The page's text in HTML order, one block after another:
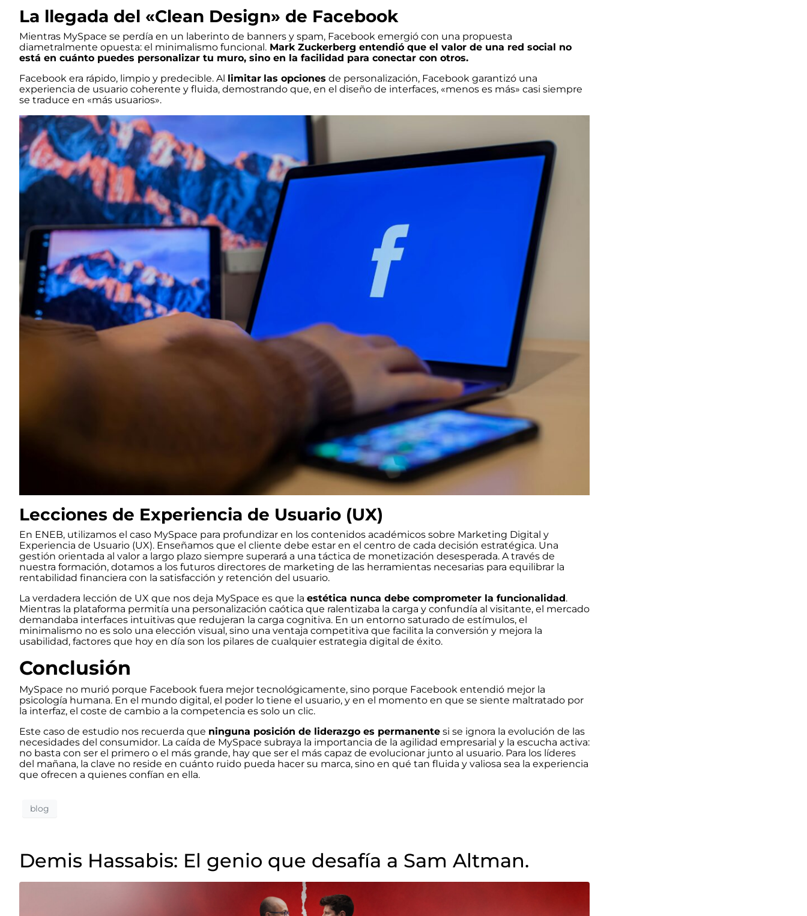
La llegada del «Clean Design» de Facebook
Mientras MySpace se perdía en un laberinto de banners y spam, Facebook emergió con una propuesta
diametralmente opuesta: el minimalismo funcional. Mark Zuckerberg entendió que el valor de una red social no
está en cuánto puedes personalizar tu muro, sino en la facilidad para conectar con otros.
Facebook era rápido, limpio y predecible. Al limitar las opciones de personalización, Facebook garantizó una
experiencia de usuario coherente y fluida, demostrando que, en el diseño de interfaces, «menos es más» casi siempre
se traduce en «más usuarios».
Lecciones de Experiencia de Usuario (UX)
En ENEB, utilizamos el caso MySpace para profundizar en los contenidos académicos sobre Marketing Digital y
Experiencia de Usuario (UX). Enseñamos que el cliente debe estar en el centro de cada decisión estratégica. Una
gestión orientada al valor a largo plazo siempre superará a una táctica de monetización desesperada. A través de
nuestra formación, dotamos a los futuros directores de marketing de las herramientas necesarias para equilibrar la
rentabilidad financiera con la satisfacción y retención del usuario.
La verdadera lección de UX que nos deja MySpace es que la estética nunca debe comprometer la funcionalidad.
Mientras la plataforma permitía una personalización caótica que ralentizaba la carga y confundía al visitante, el mercado
demandaba interfaces intuitivas que redujeran la carga cognitiva. En un entorno saturado de estímulos, el
minimalismo no es solo una elección visual, sino una ventaja competitiva que facilita la conversión y mejora la
usabilidad, factores que hoy en día son los pilares de cualquier estrategia digital de éxito.
Conclusión
MySpace no murió porque Facebook fuera mejor tecnológicamente, sino porque Facebook entendió mejor la
psicología humana. En el mundo digital, el poder lo tiene el usuario, y en el momento en que se siente maltratado por
la interfaz, el coste de cambio a la competencia es solo un clic.
Este caso de estudio nos recuerda que ninguna posición de liderazgo es permanente si se ignora la evolución de las
necesidades del consumidor. La caída de MySpace subraya la importancia de la agilidad empresarial y la escucha activa:
no basta con ser el primero o el más grande, hay que ser el más capaz de evolucionar junto al usuario. Para los líderes
del mañana, la clave no reside en cuánto ruido pueda hacer su marca, sino en qué tan fluida y valiosa sea la experiencia
que ofrecen a quienes confían en ella.
blog
Demis Hassabis: El genio que desafía a Sam Altman.